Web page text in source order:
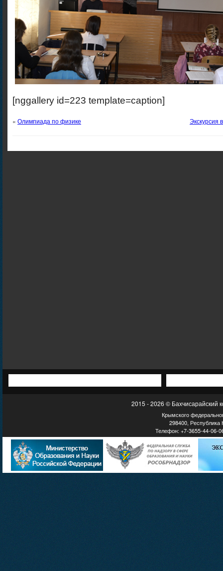
[nggallery id=223 template=caption]
« Олимпиада по физике Экскурсия
2015 - 2026 © Бахчисарайский
Крымского
298400, Республика
Телефон: +7-3655-44-06-